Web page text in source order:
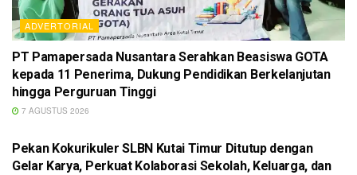
ADVERTORIAL
PT Pamapersada Nusantara Serahkan Beasiswa GOTA
kepada 11 Penerima, Dukung Pendidikan Berkelanjutan
hingga Perguruan Tinggi
7 AGUSTUS 2026
ADVERTORIAL
Pekan Kokurikuler SLBN Kutai Timur Ditutup dengan
Gelar Karya, Perkuat Kolaborasi Sekolah, Keluarga, dan